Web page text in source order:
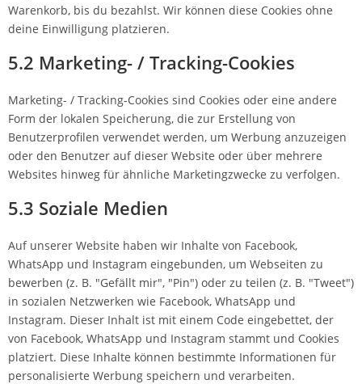
Warenkorb, bis du bezahlst. Wir können diese Cookies ohne
deine Einwilligung platzieren.
5.2 Marketing- / Tracking-Cookies
Marketing- / Tracking-Cookies sind Cookies oder eine andere
Form der lokalen Speicherung, die zur Erstellung von
Benutzerprofilen verwendet werden, um Werbung anzuzeigen
oder den Benutzer auf dieser Website oder über mehrere
Websites hinweg für ähnliche Marketingzwecke zu verfolgen.
5.3 Soziale Medien
Auf unserer Website haben wir Inhalte von Facebook,
WhatsApp und Instagram eingebunden, um Webseiten zu
bewerben (z. B. "Gefällt mir", "Pin") oder zu teilen (z. B. "Tweet")
in sozialen Netzwerken wie Facebook, WhatsApp und
Instagram. Dieser Inhalt ist mit einem Code eingebettet, der
von Facebook, WhatsApp und Instagram stammt und Cookies
platziert. Diese Inhalte können bestimmte Informationen für
personalisierte Werbung speichern und verarbeiten.